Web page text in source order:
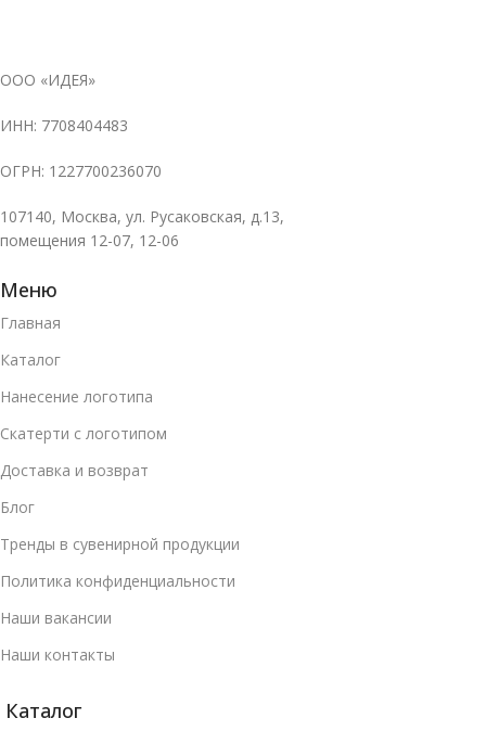
ООО «ИДЕЯ»
ИНН: 7708404483
ОГРН: 1227700236070
107140, Москва, ул. Русаковская, д.13,
помещения 12-07, 12-06
Меню
Главная
Каталог
Нанесение логотипа
Скатерти с логотипом
Доставка и возврат
Блог
Тренды в сувенирной продукции
Политика конфиденциальности
Наши вакансии
Наши контакты
Каталог